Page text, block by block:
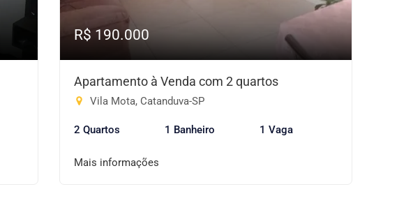
R$ 190.000
Apartamento à Venda com 2 quartos
Vila Mota, Catanduva-SP
2 Quartos 1 Banheiro 1 Vaga
Mais informações